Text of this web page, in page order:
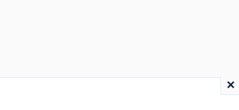
×